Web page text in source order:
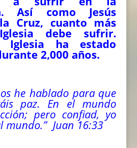
Así como Jesús
Cruz, cuanto más
debe sufrir.
Iglesia ha estado
2,000 años.
os he hablado para que
paz. En el mundo
pero confiad, yo
mundo.” Juan 16:33